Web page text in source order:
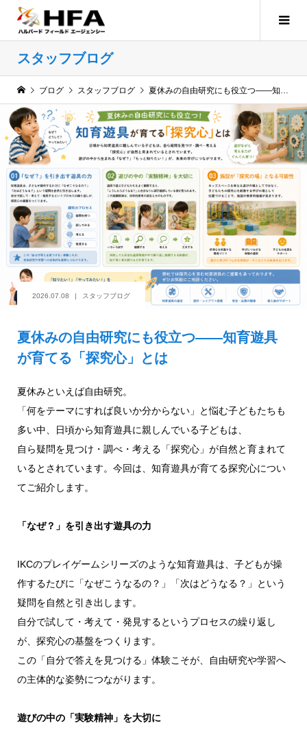
スタッフブログ
ブログ スタッフブログ 夏休みの自由研究にも役立つ——知育遊具が育てる「探究心」とは
2026.07.08 スタッフブログ
夏休みの自由研究にも役立つ——知育遊具
が育てる「探究心」とは
夏休みといえば自由研究。
「何をテーマにすれば良いか分からない」と悩む子どもたちも
多い中、日頃から知育遊具に親しんでいる子どもは、
自ら疑問を見つけ・調べ・考える「探究心」が自然と育まれて
いるとされています。今回は、知育遊具が育てる探究心につい
てご紹介します。
「なぜ？」を引き出す遊具の力
IKCのプレイゲームシリーズのような知育遊具は、子どもが操
作するたびに「なぜこうなるの？」「次はどうなる？」という
疑問を自然と引き出します。
自分で試して・考えて・発見するというプロセスの繰り返し
が、探究心の基盤をつくります。
この「自分で答えを見つける」体験こそが、自由研究や学習へ
の主体的な姿勢につながります。
遊びの中の「実験精神」を大切に